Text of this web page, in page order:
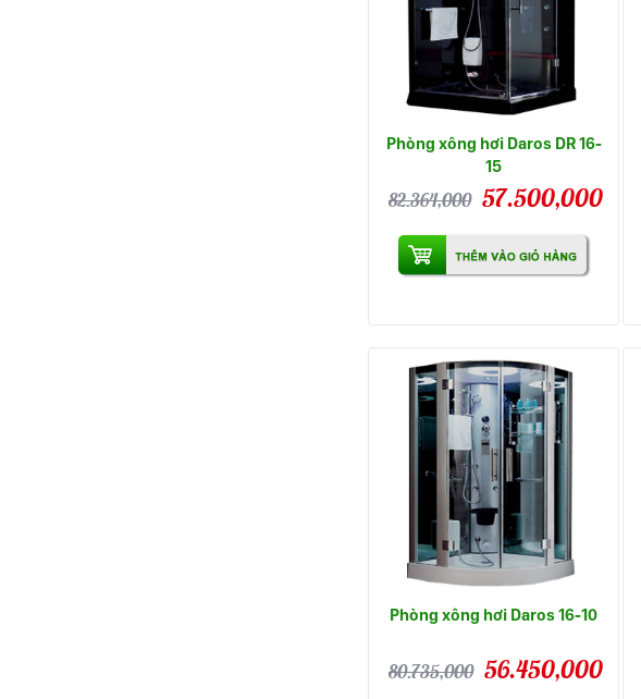
Phòng xông hơi Daros DR 16-
15
82.364,000 57.500,000
Phòng xông hơi Daros 16-10
80.735,000 56.450,000